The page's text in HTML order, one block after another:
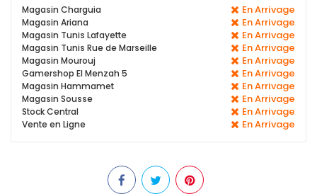
Magasin Charguia En Arrivage
Magasin Ariana En Arrivage
Magasin Tunis Lafayette En Arrivage
Magasin Tunis Rue de Marseille En Arrivage
Magasin Mourouj En Arrivage
Gamershop El Menzah 5 En Arrivage
Magasin Hammamet En Arrivage
Magasin Sousse En Arrivage
Stock Central En Arrivage
Vente en Ligne En Arrivage